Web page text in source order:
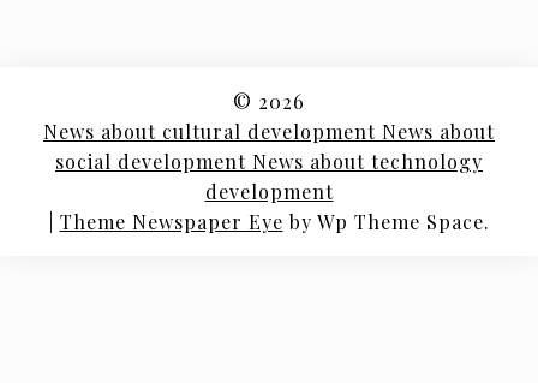
© 2026
News about cultural development News about
social development News about technology
development
Theme Newspaper Eye by Wp Theme Space.